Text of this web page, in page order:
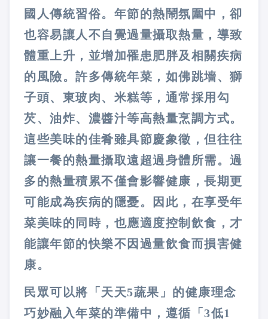
國人傳統習俗。年節的熱鬧氛圍中，卻
也容易讓人不自覺過量攝取熱量，導致
體重上升，並增加罹患肥胖及相關疾病
的風險。許多傳統年菜，如佛跳墻、獅
子頭、東玻肉、米糕等，通常採用勾
芡、油炸、濃醬汁等高熱量烹調方式。
這些美味的佳肴雖具節慶象徵，但往往
讓一餐的熱量攝取遠超過身體所需。過
多的熱量積累不僅會影響健康，長期更
可能成為疾病的隱憂。因此，在享受年
菜美味的同時，也應適度控制飲食，才
能讓年節的快樂不因過量飲食而損害健
康。
民眾可以將「天天5蔬果」的健康理念
巧妙融入年菜的準備中，遵循「3低1